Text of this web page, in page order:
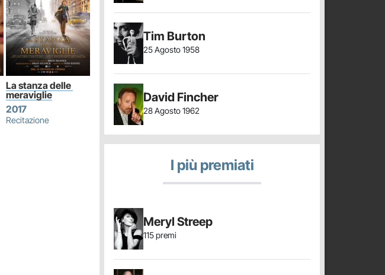
La stanza delle
meraviglie
2017
Recitazione
Tim Burton
25 Agosto 1958
David Fincher
28 Agosto 1962
I più premiati
Meryl Streep
115 premi